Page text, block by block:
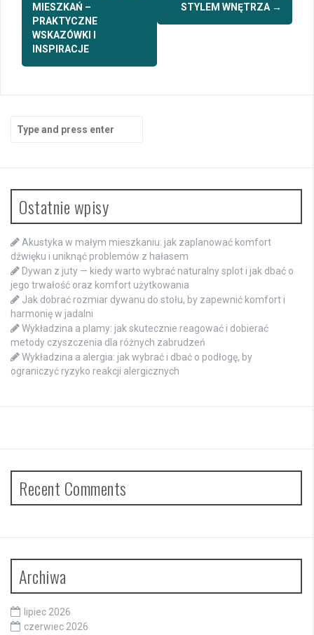
MIESZKAŃ –
PRAKTYCZNE
WSKAZÓWKI I
INSPIRACJE
STYLEM WNĘTRZA →
for:
Ostatnie wpisy
Akustyka w małym mieszkaniu: jak zaplanować komfort
dźwięku i uniknąć problemów z hałasem
Dywan z juty — kiedy warto wybrać naturalny splot i jak dbać o
jego trwałość oraz komfort użytkowania
Jak dobrać rozmiar dywanu do stołu, by zapewnić komfort i
harmonię w jadalni
Wykładzina a plamy: jak skutecznie reagować i dobierać
metody czyszczenia dla różnych zabrudzeń
Wykładzina a alergia: jak wybrać i dbać o podłogę, by
ograniczyć ryzyko reakcji alergicznych
Recent Comments
Archiwa
lipiec 2026
czerwiec 2026